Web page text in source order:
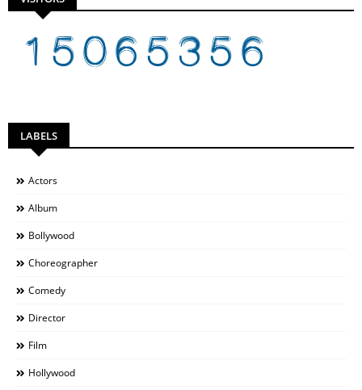
LABELS
Actors
Album
Bollywood
Choreographer
Comedy
Director
Film
Hollywood